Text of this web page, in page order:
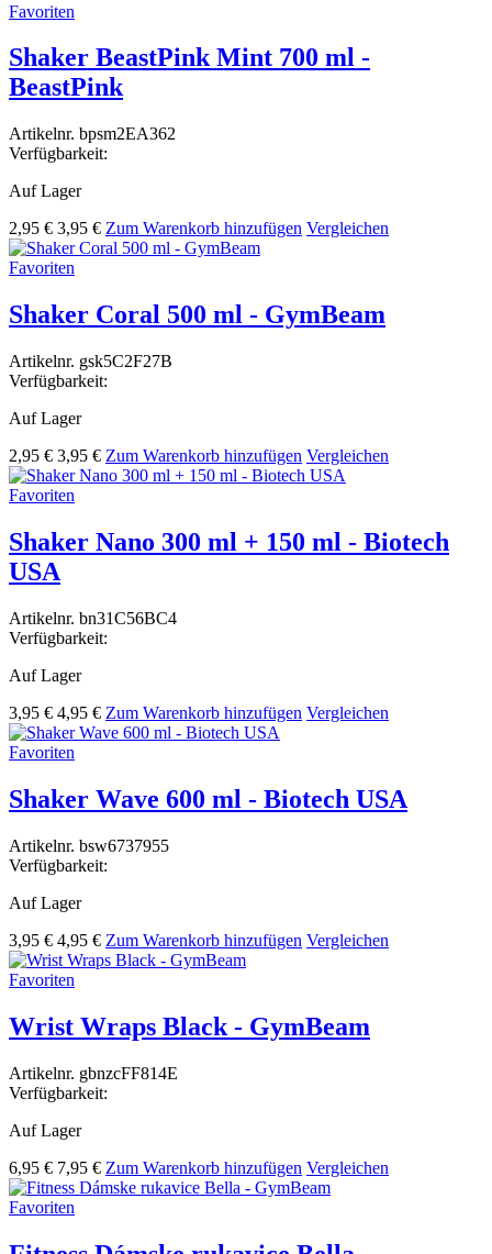
Favoriten
Shaker BeastPink Mint 700 ml -
BeastPink
Artikelnr. bpsm2EA362
Verfügbarkeit:
Auf Lager
2,95 € 3,95 € Zum Warenkorb hinzufügen Vergleichen
Favoriten
Shaker Coral 500 ml - GymBeam
Artikelnr. gsk5C2F27B
Verfügbarkeit:
Auf Lager
2,95 € 3,95 € Zum Warenkorb hinzufügen Vergleichen
Favoriten
Shaker Nano 300 ml + 150 ml - Biotech
USA
Artikelnr. bn31C56BC4
Verfügbarkeit:
Auf Lager
3,95 € 4,95 € Zum Warenkorb hinzufügen Vergleichen
Favoriten
Shaker Wave 600 ml - Biotech USA
Artikelnr. bsw6737955
Verfügbarkeit:
Auf Lager
3,95 € 4,95 € Zum Warenkorb hinzufügen Vergleichen
Favoriten
Wrist Wraps Black - GymBeam
Artikelnr. gbnzcFF814E
Verfügbarkeit:
Auf Lager
6,95 € 7,95 € Zum Warenkorb hinzufügen Vergleichen
Favoriten